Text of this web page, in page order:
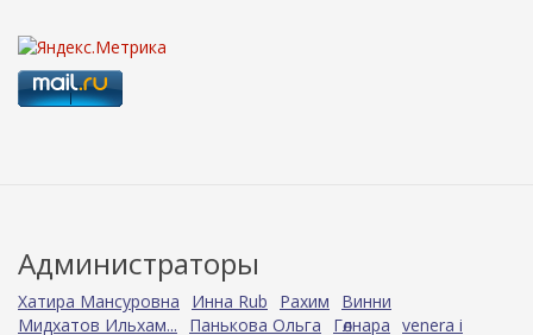
Администраторы
Хатира Мансуровна Инна Rub Рахим
Винни
Мидхатов Ильхам...
Панькова Ольга Гөлнара venera i